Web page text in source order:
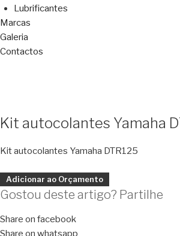
Lubrificantes
Marcas
Galeria
Contactos
Kit autocolantes Yamaha
Kit autocolantes Yamaha DTR125
Adicionar ao Orçamento
Gostou deste artigo? Partilhe
Share on facebook
Share on whatsapp